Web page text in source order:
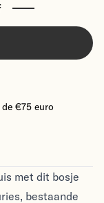
€75 euro
met dit bosje
bestaande